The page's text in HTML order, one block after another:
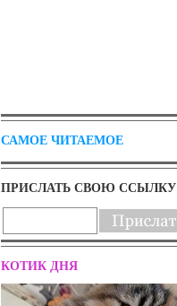
САМОЕ ЧИТАЕМОЕ
ПРИСЛАТЬ СВОЮ ССЫЛКУ
КОТИК ДНЯ